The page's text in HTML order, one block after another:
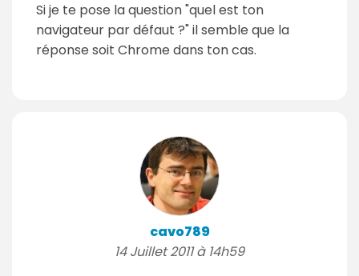
Si je te pose la question "quel est ton
navigateur par défaut ?" il semble que la
réponse soit Chrome dans ton cas.
cavo789
14 Juillet 2011 à 14h59